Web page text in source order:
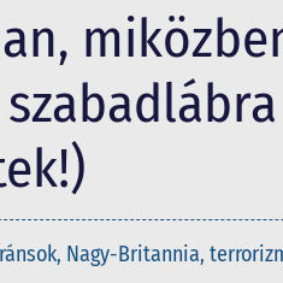
, Nagy-Britannia,